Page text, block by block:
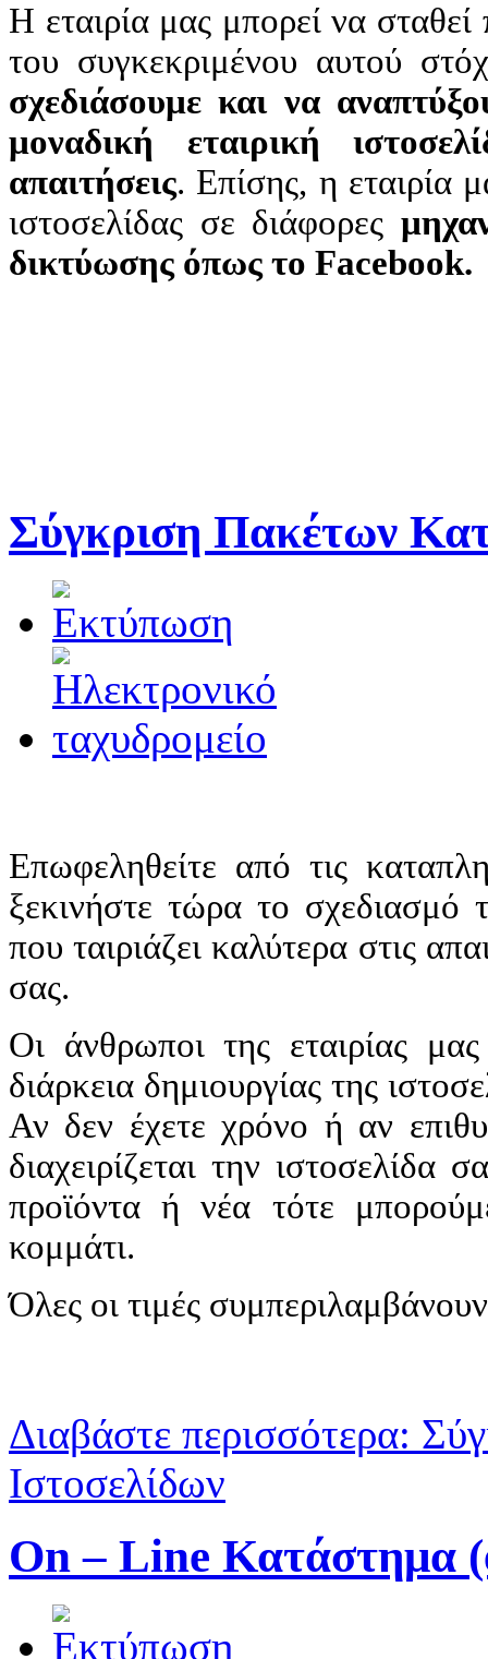
Η εταιρία μας μπορεί να
του συγκεκριμένου αυτού
σχεδιάσουμε και να
μοναδική εταιρική
απαιτήσεις. Επίσης, η εταιρία
ιστοσελίδας σε διάφορες
δικτύωσης όπως το Facebook.
Σύγκριση Πακέτων
Επωφεληθείτε από τις
ξεκινήστε τώρα το σχεδιασμό
που ταιριάζει καλύτερα στις
σας.
Οι άνθρωποι της εταιρίας
διάρκεια δημιουργίας της
Αν δεν έχετε χρόνο ή αν
διαχειρίζεται την
προϊόντα ή νέα τότε
κομμάτι.
Όλες οι τιμές
Διαβάστε περισσότερα:
Ιστοσελίδων
On – Line Κατάστημα